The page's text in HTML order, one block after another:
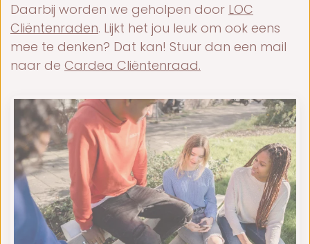
Daarbij worden we geholpen door LOC
Cliëntenraden. Lijkt het jou leuk om ook eens
mee te denken? Dat kan! Stuur dan een mail
naar de Cardea Cliëntenraad.